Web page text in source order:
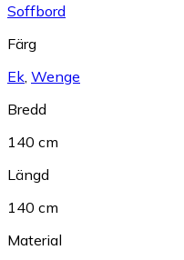
Soffbord
Färg
Ek Wenge
Bredd
140 cm
Längd
140 cm
Material